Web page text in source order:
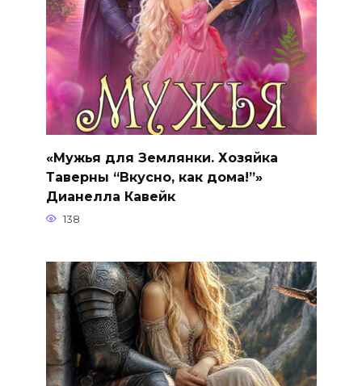
«Мужья для Землянки. Хозяйка
Таверны “Вкусно, как дома!”»
Дианелла Кавейк
138